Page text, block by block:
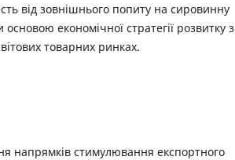
від зовнішнього попиту на сировинну
економічної стратегії розвитку з
товарних ринках.
напрямків стимулювання експортного